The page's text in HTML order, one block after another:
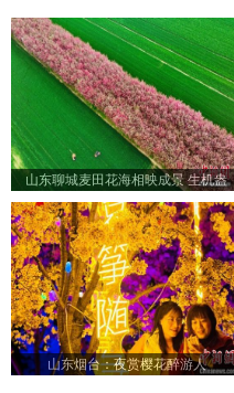
山东聊城麦田花海相映成景 生机盎
然“颜值”出圈
山东烟台：夜赏樱花醉游人